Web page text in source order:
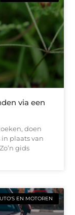
via een
doen
plaats van
gids
EN MOTOREN